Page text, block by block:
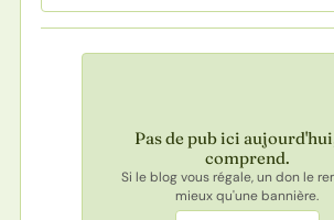
Pas de pub ici
comprend.
Si le blog vous régale, un don le
mieux qu'une bannière.